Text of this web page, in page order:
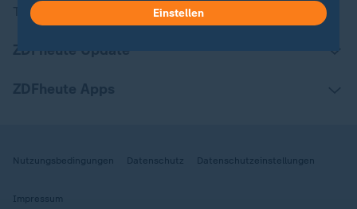
Themen im Überblick
ZDFheute Update
Nutzungsbedingungen Datenschutz Datenschutzeinstellungen
Impressum
Einstellen